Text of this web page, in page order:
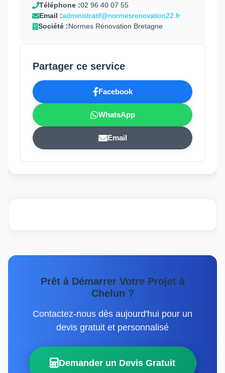
Téléphone :02 96 40 07 55
Email :administratif@normesrenovation22.fr
Société :Normes Rénovation Bretagne
Partager ce service
Facebook
WhatsApp
Email
Prêt à Démarrer Votre Projet à
Chelun ?
Contactez-nous dès aujourd'hui pour un
devis gratuit et personnalisé
Demander un Devis Gratuit